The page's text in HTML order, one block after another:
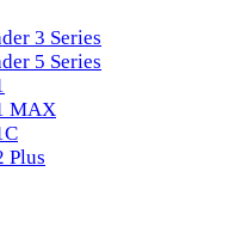
3 Series
5 Series
MAX
Plus